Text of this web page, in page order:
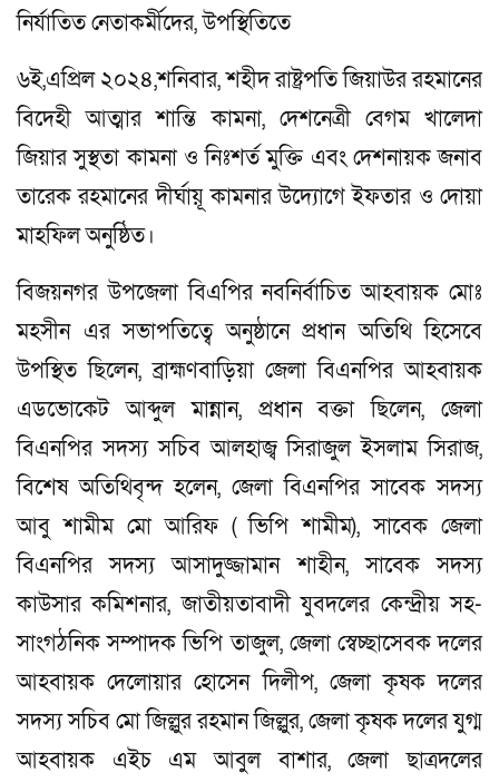
নির্যাতিত নেতাকর্মীদের, উপস্থিতিতে
৬ই,এপ্রিল ২০২৪,শনিবার, শহীদ রাষ্ট্রপতি জিয়াউর রহমানের
বিদেহী আত্মার শান্তি কামনা, দেশনেত্রী বেগম খালেদা
জিয়ার সুস্থতা কামনা ও নিঃশর্ত মুক্তি এবং দেশনায়ক জনাব
তারেক রহমানের দীর্ঘায়ূ কামনার উদ্যোগে ইফতার ও দোয়া
মাহফিল অনুষ্ঠিত।
বিজয়নগর উপজেলা বিএপির নবনির্বাচিত আহবায়ক মোঃ
মহসীন এর সভাপতিত্বে অনুষ্ঠানে প্রধান অতিথি হিসেবে
উপস্থিত ছিলেন, ব্রাহ্মণবাড়িয়া জেলা বিএনপির আহবায়ক
এডভোকেট আব্দুল মান্নান, প্রধান বক্তা ছিলেন, জেলা
বিএনপির সদস্য সচিব আলহাজ্ব সিরাজুল ইসলাম সিরাজ,
বিশেষ অতিথিবৃন্দ হলেন, জেলা বিএনপির সাবেক সদস্য
আবু শামীম মো আরিফ ( ভিপি শামীম), সাবেক জেলা
বিএনপির সদস্য আসাদুজ্জামান শাহীন, সাবেক সদস্য
কাউসার কমিশনার, জাতীয়তাবাদী যুবদলের কেন্দ্রীয় সহ-
সাংগঠনিক সম্পাদক ভিপি তাজুল, জেলা স্বেচ্ছাসেবক দলের
আহবায়ক দেলোয়ার হোসেন দিলীপ, জেলা কৃষক দলের
সদস্য সচিব মো জিল্লুর রহমান জিল্লুর, জেলা কৃষক দলের যুগ্ম
আহবায়ক এইচ এম আবুল বাশার, জেলা ছাত্রদলের